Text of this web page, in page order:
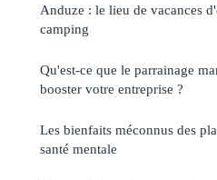
Anduze : le lieu de vacances
camping
Qu'est-ce que le parrainage
booster votre entreprise ?
Les bienfaits méconnus des
santé mentale